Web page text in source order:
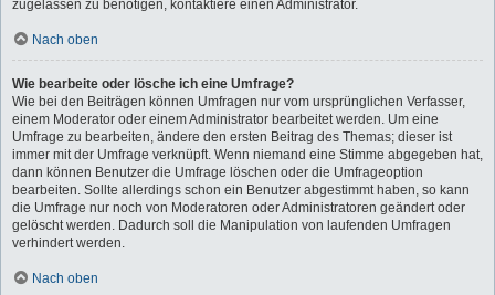
zugelassen zu benötigen, kontaktiere einen Administrator.
Nach oben
Wie bearbeite oder lösche ich eine Umfrage?
Wie bei den Beiträgen können Umfragen nur vom ursprünglichen Verfasser,
einem Moderator oder einem Administrator bearbeitet werden. Um eine
Umfrage zu bearbeiten, ändere den ersten Beitrag des Themas; dieser ist
immer mit der Umfrage verknüpft. Wenn niemand eine Stimme abgegeben hat,
dann können Benutzer die Umfrage löschen oder die Umfrageoption
bearbeiten. Sollte allerdings schon ein Benutzer abgestimmt haben, so kann
die Umfrage nur noch von Moderatoren oder Administratoren geändert oder
gelöscht werden. Dadurch soll die Manipulation von laufenden Umfragen
verhindert werden.
Nach oben